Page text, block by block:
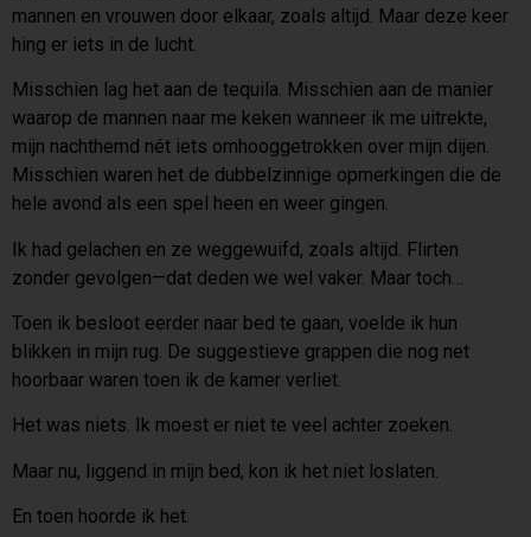
mannen en vrouwen door elkaar, zoals altijd. Maar deze keer
hing er iets in de lucht.
Misschien lag het aan de tequila. Misschien aan de manier
waarop de mannen naar me keken wanneer ik me uitrekte,
mijn nachthemd nét iets omhooggetrokken over mijn dijen.
Misschien waren het de dubbelzinnige opmerkingen die de
hele avond als een spel heen en weer gingen.
Ik had gelachen en ze weggewuifd, zoals altijd. Flirten
zonder gevolgen—dat deden we wel vaker. Maar toch…
Toen ik besloot eerder naar bed te gaan, voelde ik hun
blikken in mijn rug. De suggestieve grappen die nog net
hoorbaar waren toen ik de kamer verliet.
Het was niets. Ik moest er niet te veel achter zoeken.
Maar nu, liggend in mijn bed, kon ik het niet loslaten.
En toen hoorde ik het.